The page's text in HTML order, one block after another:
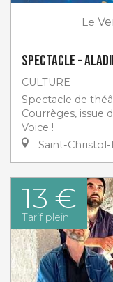
Le
Spectacle -
CULTURE
Spectacle de
Courrèges, issue
Voice !
Saint-Christol-
13 €
Tarif plein